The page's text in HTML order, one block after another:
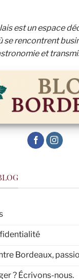
est un espace
se rencontrent
et
Bordeaux,
? Écrivons-nous.